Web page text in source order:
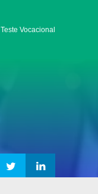
Teste Vocacional